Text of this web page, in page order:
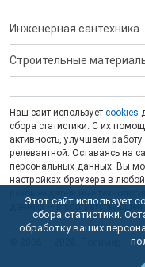
Инженерная сантехника
Строительные
Наш сайт использует cookies
сбора статистики. С их
активность, улучшаем
релевантной. Оставаясь на
персональных данных. Вы
настройках браузера в
данных — в соответствующей
Этот сайт использует
сбора статистики.
обработку ваших